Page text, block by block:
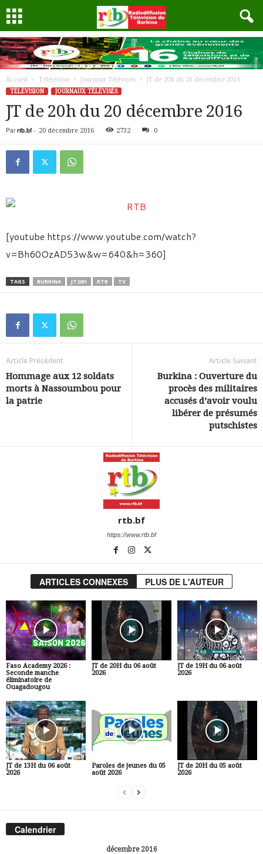
Accueil Télévision Journaux Télévisés
JT de 20h du 20 décembre 2016
TÉLÉVISION
JOURNAUX TÉLÉVISÉS
JT de 20h du 20 décembre 2016
Par rtb.bf- 20 décembre 2016 2732 0
[youtube https://www.youtube.com/watch?
v=Bh60OzAD53w&w=640&h=360]
TAGS BURKINA JT20H RTB TV
Article Précédent
Hommage aux 12 soldats
morts à Nassoumbou pour
la patrie
Article Suivant
Burkina : Ouverture du
procès des militaires
accusés d’avoir voulu
libérer de présumés
putschistes
rtb.bf
https://www.rtb.bf
ARTICLES CONNEXES PLUS DE L'AUTEUR
Faso Academy 2026 :
Seconde manche
éliminatoire de
Ouagadougou
JT de 20H du 06 août
2026
JT de 19H du 06 août
2026
JT de 13H du 06 août
2026
Paroles de jeunes du 05
août 2026
JT de 20H du 05 août
2026
Calendrier
décembre 2016